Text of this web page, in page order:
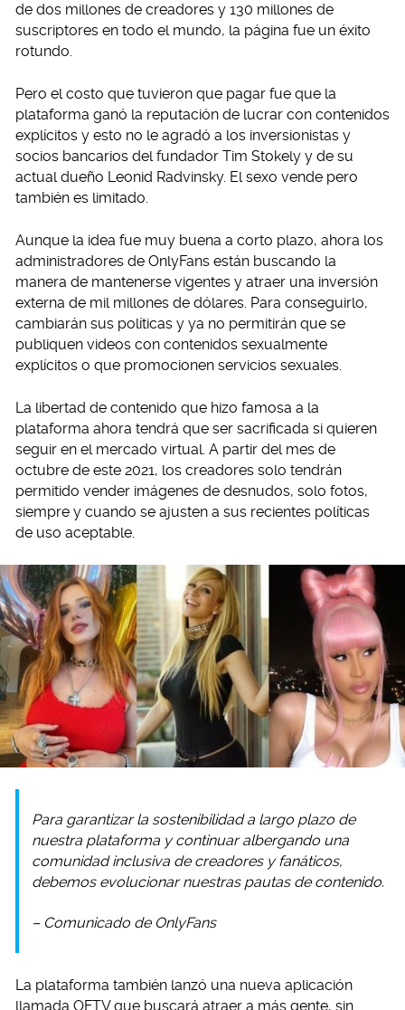
de dos millones de creadores y 130 millones de
suscriptores en todo el mundo, la página fue un éxito
rotundo.
Pero el costo que tuvieron que pagar fue que la
plataforma ganó la reputación de lucrar con contenidos
explícitos y esto no le agradó a los inversionistas y
socios bancarios del fundador Tim Stokely y de su
actual dueño Leonid Radvinsky. El sexo vende pero
también es limitado.
Aunque la idea fue muy buena a corto plazo, ahora los
administradores de OnlyFans están buscando la
manera de mantenerse vigentes y atraer una inversión
externa de mil millones de dólares. Para conseguirlo,
cambiarán sus políticas y ya no permitirán que se
publiquen videos con contenidos sexualmente
explícitos o que promocionen servicios sexuales.
La libertad de contenido que hizo famosa a la
plataforma ahora tendrá que ser sacrificada si quieren
seguir en el mercado virtual. A partir del mes de
octubre de este 2021, los creadores solo tendrán
permitido vender imágenes de desnudos, solo fotos,
siempre y cuando se ajusten a sus recientes políticas
de uso aceptable.
Para garantizar la sostenibilidad a largo plazo de
nuestra plataforma y continuar albergando una
comunidad inclusiva de creadores y fanáticos,
debemos evolucionar nuestras pautas de contenido.
– Comunicado de OnlyFans
La plataforma también lanzó una nueva aplicación
llamada OFTV que buscará atraer a más gente, sin